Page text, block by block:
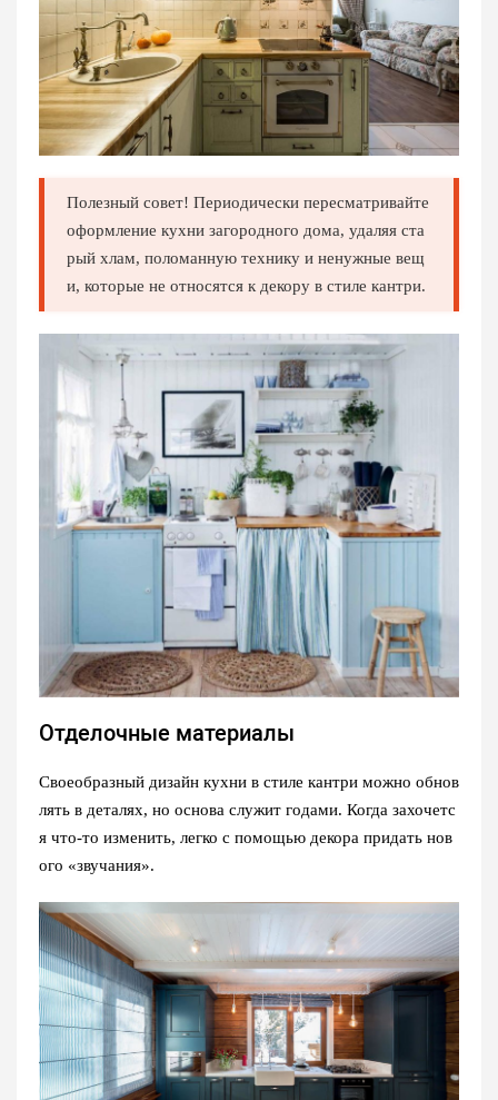
Полезный совет! Периодически пересматривайте
оформление кухни загородного дома, удаляя ста
рый хлам, поломанную технику и ненужные вещ
и, которые не относятся к декору в стиле кантри.
Отделочные материалы
Своеобразный дизайн кухни в стиле кантри можно обнов
лять в деталях, но основа служит годами. Когда захочетс
я что-то изменить, легко с помощью декора придать нов
ого «звучания».